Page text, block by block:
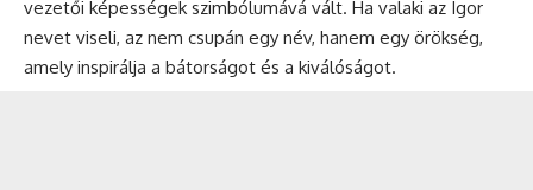
vezetői képességek szimbólumává vált. Ha valaki az Igor
nevet viseli, az nem csupán egy név, hanem egy örökség,
amely inspirálja a bátorságot és a kiválóságot.